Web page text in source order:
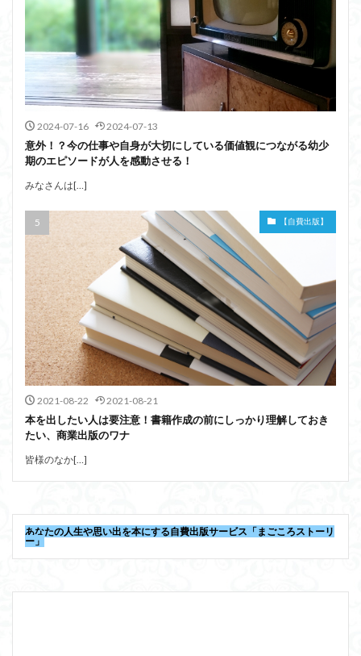
2024-07-16 2024-07-13
意外！？今の仕事や自身が大切にしている価値観につながる幼少
期のエピソードが人を感動させる！
みなさんは[…]
【自費出版】
2021-08-22 2021-08-21
本を出したい人は要注意！書籍作成の前にしっかり理解しておき
たい、商業出版のワナ
皆様のなか[…]
あなたの人生や思い出を本にする自費出版サービス「まごころストーリ
ー」